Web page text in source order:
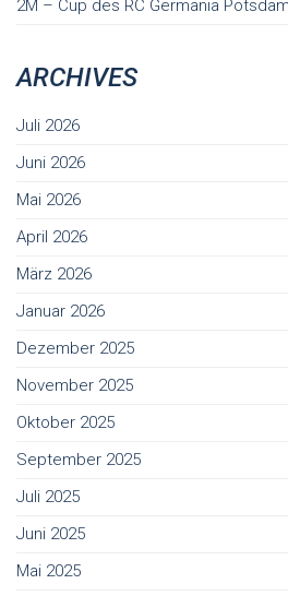
2M – Cup des RC Germania
ARCHIVES
Juli 2026
Juni 2026
Mai 2026
April 2026
März 2026
Januar 2026
Dezember 2025
November 2025
Oktober 2025
September 2025
Juli 2025
Juni 2025
Mai 2025